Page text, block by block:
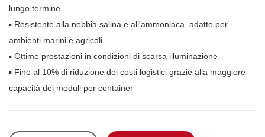
lungo termine
▪ Resistente alla nebbia salina e all'ammoniaca, adatto per
ambienti marini e agricoli
▪ Ottime prestazioni in condizioni di scarsa illuminazione
▪ Fino al 10% di riduzione dei costi logistici grazie alla maggiore
capacità dei moduli per container